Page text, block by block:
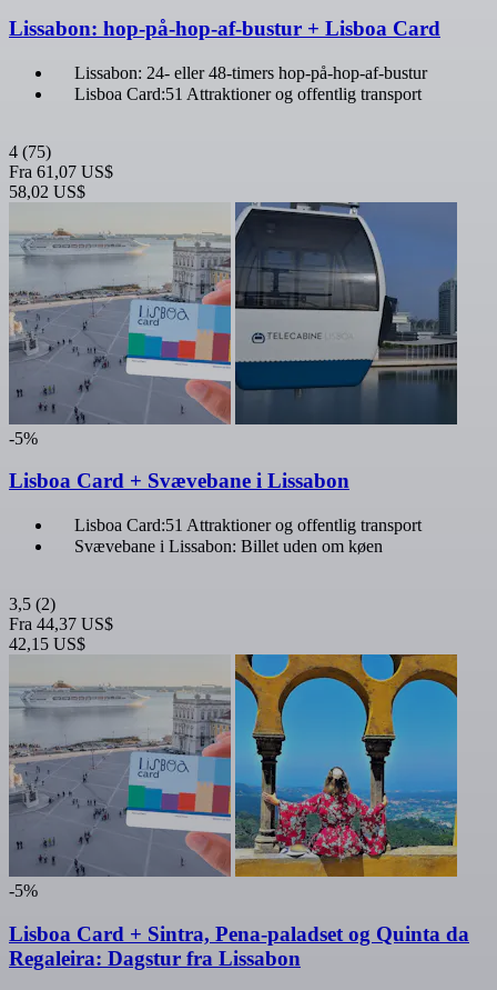
Lissabon: hop-på-hop-af-bustur + Lisboa Card
Lissabon: 24- eller 48-timers hop-på-hop-af-bustur
Lisboa Card:51 Attraktioner og offentlig transport
4 (75)
Fra 61,07 US$
58,02 US$
-5%
Lisboa Card + Svævebane i Lissabon
Lisboa Card:51 Attraktioner og offentlig transport
Svævebane i Lissabon: Billet uden om køen
3,5 (2)
Fra 44,37 US$
42,15 US$
-5%
Lisboa Card + Sintra, Pena-paladset og Quinta da
Regaleira: Dagstur fra Lissabon